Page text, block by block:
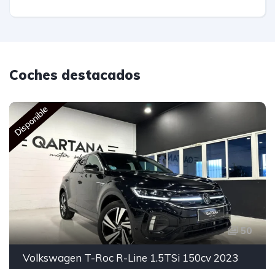
Coches destacados
Disponible
50
Volkswagen T-Roc R-Line 1.5TSi 150cv 2023